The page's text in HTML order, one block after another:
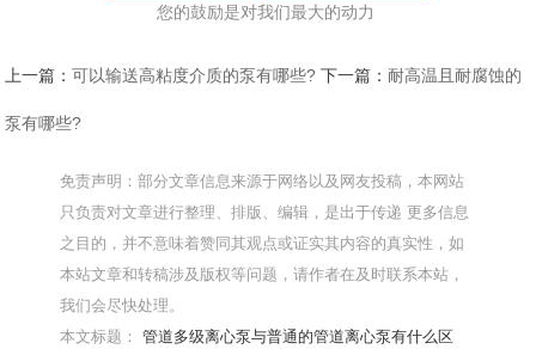
您的鼓励是对我们最大的动力
上一篇：可以输送高粘度介质的泵有哪些? 下一篇： 耐高温且耐腐蚀的
泵有哪些?
免责声明：部分文章信息来源于网络以及网友投稿，本网站
只负责对文章进行整理、排版、编辑，是出于传递 更多信息
之目的，并不意味着赞同其观点或证实其内容的真实性，如
本站文章和转稿涉及版权等问题，请作者在及时联系本站，
我们会尽快处理。
本文标题：管道多级离心泵与普通的管道离心泵有什么区